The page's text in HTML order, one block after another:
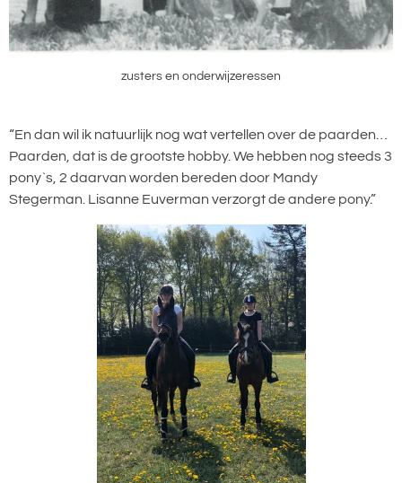
zusters en onderwijzeressen
“En dan wil ik natuurlijk nog wat vertellen over de paarden…
Paarden, dat is de grootste hobby. We hebben nog steeds 3
pony`s, 2 daarvan worden bereden door Mandy
Stegerman. Lisanne Euverman verzorgt de andere pony.”